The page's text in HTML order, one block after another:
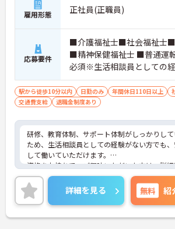
雇用形態 正社員(正職員)
応募要件
■介護福祉士■社会福祉士■
■精神保健福祉士 ■普通運転
必須※生活相談員としての
ん。未経験者歓迎
駅から徒歩10分以内 日勤のみ 年間休日110日以上
交通費支給
退職金制度あり
研修、教育体制、サポート体制がしっかりして
ため、生活相談員としての経験がない方でも
して働いていただけます。
資格をお持ちで、ご興味いただいた方は、詳
伝えいたしますので、ご連絡くださいませ。
詳細を見る 無料 紹